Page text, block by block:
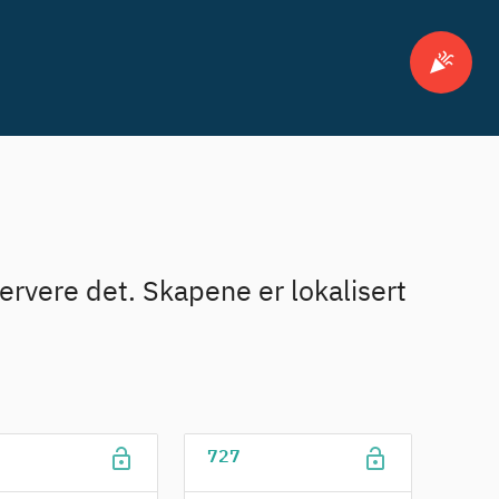
celebration
det. Skapene er lokalisert
lock_open 727 lock_open